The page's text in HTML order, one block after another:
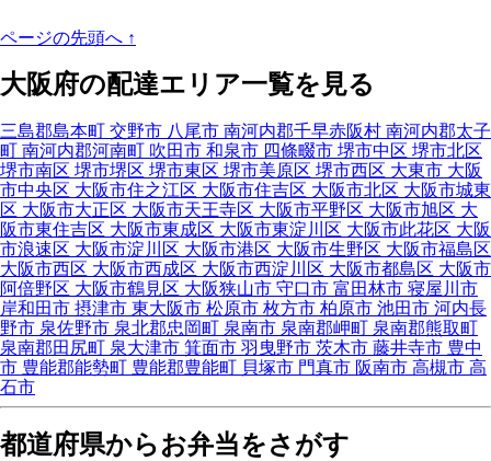
ページの先頭へ ↑
大阪府の配達エリア一覧を見る
三島郡島本町 交野市 八尾市 南河内郡千早赤阪村 南河内郡太子
町 南河内郡河南町 吹田市 和泉市 四條畷市 堺市中区 堺市北区
堺市南区 堺市堺区 堺市東区 堺市美原区 堺市西区 大東市 大阪
市中央区 大阪市住之江区 大阪市住吉区 大阪市北区 大阪市城東
区 大阪市大正区 大阪市天王寺区 大阪市平野区 大阪市旭区 大
阪市東住吉区 大阪市東成区 大阪市東淀川区 大阪市此花区 大阪
市浪速区 大阪市淀川区 大阪市港区 大阪市生野区 大阪市福島区
大阪市西区 大阪市西成区 大阪市西淀川区 大阪市都島区 大阪市
阿倍野区 大阪市鶴見区 大阪狭山市 守口市 富田林市 寝屋川市
岸和田市 摂津市 東大阪市 松原市 枚方市 柏原市 池田市 河内長
野市 泉佐野市 泉北郡忠岡町 泉南市 泉南郡岬町 泉南郡熊取町
泉南郡田尻町 泉大津市 箕面市 羽曳野市 茨木市 藤井寺市 豊中
市 豊能郡能勢町 豊能郡豊能町 貝塚市 門真市 阪南市 高槻市 高
石市
都道府県からお弁当をさがす